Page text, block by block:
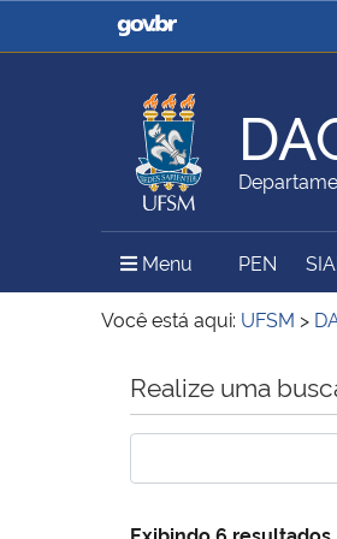
Casa Civil
Ministério da Agricultura,
Pecuária e Abastecimento
Ministério do Meio Ambiente
Menu Menu
PEN
Você está aqui: UFSM >
Início do conteúdo
Realize uma
Exibindo 6 resultados